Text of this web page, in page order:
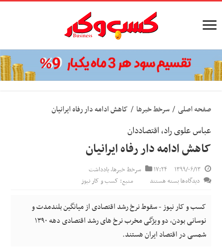
صفحه اصلی / سرخط خبرها / کاهش ادامه دار رفاه ایرانیان
عباس علوی راد، اقتصاددان
کاهش ادامه دار رفاه ایرانیان
۱۳۹۹/۰۶/۱۳ ۱۷:۲۴ سرخط خبرها,یادداشت
دیدگاه‌هابرای
ادامه
رفاه
ایرانیان
بسته هستند منبع: کسب و کار نیوز
کسب و کار نیوز - سقوط نرخ رشد اقتصادی از میانگین بلندمدت و
نوسانی بودن، دو‌ ویژگی مخرب نرخ های رشد اقتصادی دهه ۱۳۹۰
شمسی در اقتصاد ایران هستند.